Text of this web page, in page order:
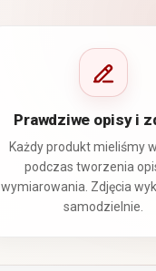
Prawdziwe opisy i
Każdy produkt mieliśmy
podczas tworzenia
wymiarowania. Zdjęcia
samodzielnie.